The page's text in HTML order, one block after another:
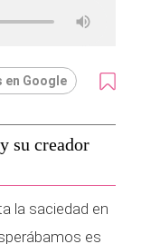
en Google
su creador
la saciedad en
es